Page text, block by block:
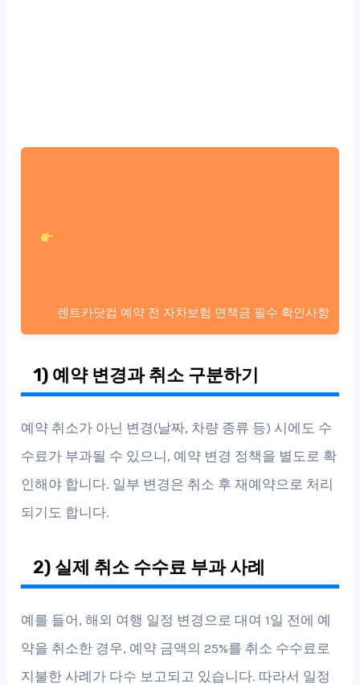
렌트카닷컴 예약 전 자차보험 면책금 필수 확인사항
1) 예약 변경과 취소 구분하기
예약 취소가 아닌 변경(날짜, 차량 종류 등) 시에도 수
수료가 부과될 수 있으니, 예약 변경 정책을 별도로 확
인해야 합니다. 일부 변경은 취소 후 재예약으로 처리
되기도 합니다.
2) 실제 취소 수수료 부과 사례
예를 들어, 해외 여행 일정 변경으로 대여 1일 전에 예
약을 취소한 경우, 예약 금액의 25%를 취소 수수료로
지불한 사례가 다수 보고되고 있습니다. 따라서 일정